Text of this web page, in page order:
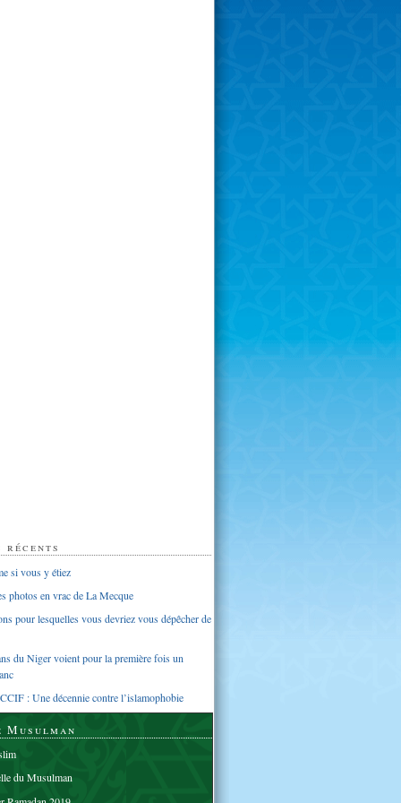
si vous y étiez
photos en vrac de La Mecque
pour lesquelles vous devriez vous dépêcher de
du Niger voient pour la première fois un
: Une décennie contre l’islamophobie
Musulman
du Musulman